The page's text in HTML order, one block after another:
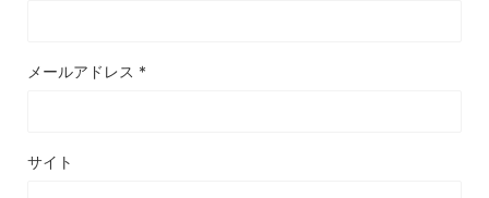
メールアドレス *
サイト